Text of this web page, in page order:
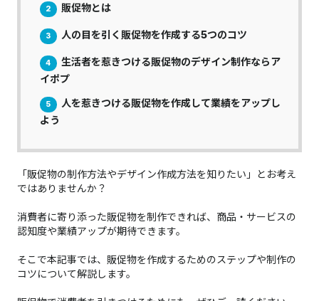
2 販促物とは
3 人の目を引く販促物を作成する5つのコツ
4
生活者を惹きつける販促物のデザイン制作ならア
イポプ
5
人を惹きつける販促物を作成して業績をアップし
よう
「販促物の制作方法やデザイン作成方法を知りたい」とお考え
ではありませんか？
消費者に寄り添った販促物を制作できれば、商品・サービスの
認知度や業績アップが期待できます。
そこで本記事では、販促物を作成するためのステップや制作の
コツについて解説します。